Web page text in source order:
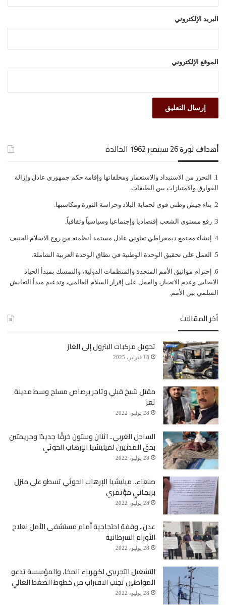
البريد الإلكتروني
الموقع الإلكتروني
ﺃﻫﺪﺍﻑ ﺛﻮﺭﺓ 26 ﺳﺒﺘﻤﺒﺮ 1962 الخالدة
ﺍﻟﺘﺤﺮﺭ ﻣﻦ ﺍﻻﺳﺘﺒﺪﺍﺩ ﻭﺍﻻﺳﺘﻌﻤﺎﺭ ﻭﻣﺨﻠﻔﺎﺗﻬﺎ ﻭﺇﻗﺎﻣﺔ ﺣﻜﻢ ﺟﻤﻬﻮﺭﻱ ﻋﺎﺩﻝ ﻭﺇﺯﺍﻟﺔ
ﺍﻟﻔﻮﺍﺭﻕ ﻭﺍﻻﻣﺘﻴﺎﺯﺍﺕ ﺑﻴﻦ ﺍﻟﻄﺒﻘﺎﺕ.
ﺑﻨﺎﺀ ﺟﻴﺶ ﻭﻃﻨﻲ ﻗﻮﻱ ﻟﺤﻤﺎﻳﺔ ﺍﻟﺒﻼﺩ ﻭﺣﺮﺍﺳﺔ ﺍﻟﺜﻮﺭﺓ ﻭﻣﻜﺎﺳﺒﻬﺎ.
ﺭﻓﻊ ﻣﺴﺘﻮﻯ ﺍﻟﺸﻌﺐ ﺇﻗﺘﺼﺎﺩﻳﺎ ﻭﺇﺟﺘﻤﺎﻋﻴﺎ ﻭﺳﻴﺎﺳﻴﺎً ﻭﺛﻘﺎﻓﻴﺎً.
ﺇﻧﺸﺎﺀ ﻣﺠﺘﻤﻊ ﺩﻳﻤﻘﺮﺍﻃﻲ ﺗﻌﺎﻭﻧﻲ ﻋﺎﺩﻝ ﻣﺴﺘﻤﺪ ﺃﻧﻈﻤﺘﻪ ﻣﻦ ﺭﻭﺡ ﺍﻻﺳﻼﻡ ﺍﻟﺤﻨﻴﻒ.
ﺍﻟﻌﻤﻞ ﻋﻠﻰ ﺗﺤﻘﻴﻖ ﺍﻟﻮﺣﺪﺓ ﺍﻟﻮﻃﻨﻴﺔ ﻓﻲ ﻧﻄﺎﻕ ﺍﻟﻮﺣﺪﺓ ﺍﻟﻌﺮﺑﻴﺔ ﺍﻟﺸﺎﻣﻠﺔ.
ﺇﺣﺘﺮﺍﻡ ﻣﻮﺍﺛﻴﻖ الأﻣﻢ ﺍﻟﻤﺘﺤﺪﺓ ﻭﺍﻟﻤﻨﻈﻤﺎﺕ ﺍﻟﺪﻭﻟﻴﺔ، ﻭﺍﻟﺘﻤﺴﻚ ﺑﻤﺒﺪﺃ ﺍﻟﺤﻴﺎﺩ
ﺍﻻﻳﺠﺎﺑﻲ ﻭﻋﺪﻡ ﺍﻻﻧﺤﻴﺎﺯ، ﻭﺍﻟﻌﻤﻞ ﻋﻠﻰ ﺇﻗﺮﺍﺭ ﺍﻟﺴﻼﻡ ﺍﻟﻌﺎﻟﻤﻲ، ﻭﺗﺪﻋﻴﻢ ﻣﺒﺪﺃ ﺍﻟﺘﻌﺎﻳﺶ
ﺍﻟﺴﻠﻤﻲ ﺑﻴﻦ ﺍﻷﻣﻢ.
أخر المقالات
تحويل مركبات البترول إلى الغاز
18 فبراير، 2025
مقتل شيخ قبلي وتاجر برصاص مسلح وسط مدينة
تعز
28 يوليو، 2022
الساحل الغربي.. اثنان وستون خرقًا جديدًا وجريمتين
بحق المدنيين لميليشيا الإرهاب الحوثي
28 يوليو، 2022
صنعاء.. ميليشيا الإرهاب الحوثي تسطو على منزل
بربماني مؤتمري
28 يوليو، 2022
عدن.. وقفة احتجاجية أمام مستشفى الأمل لعلاج
الأورام السرطانية
28 يوليو، 2022
التشغيل التجريبي لكهرباء المخا، والمؤسسة تدعو
المواطنين تجنب الاقتراب من خطوط الضغط العالي
28 يوليو، 2022